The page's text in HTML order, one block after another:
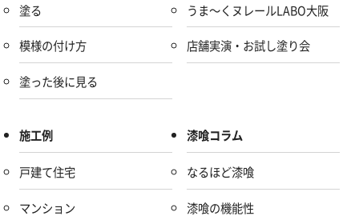
塗る
模様の付け方
塗った後に見る
うま～くヌレールLABO大阪
店舗実演・お試し塗り会
施工例
戸建て住宅
マンション
漆喰コラム
なるほど漆喰
漆喰の機能性